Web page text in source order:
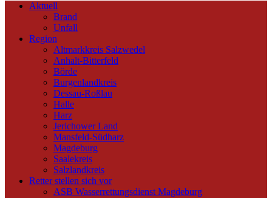
Aktuell
Brand
Unfall
Region
Altmarkkreis Salzwedel
Anhalt-Bitterfeld
Börde
Burgenlandkreis
Dessau-Roßlau
Halle
Harz
Jerichower Land
Mansfeld-Südharz
Magdeburg
Saalekreis
Salzlandkreis
Retter stellen sich vor
ASB Wasserrettungsdienst Magdeburg